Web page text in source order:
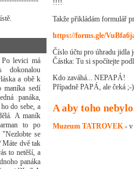
levici má
dokonalou
a obě k
maníka sedí
panáka,
do sebe, a
A maník
to po
se
Máte dvě tak
to netěší, a
panáka
!!!!
Takže přikládám formulář
https://forms.gle/
Číslo účtu pro úhradu jidla
Částka: Tu si spočítejte
Kdo zaváhá... NEPAPÁ!
Případně PAPÁ, ale čeká ;-)
A aby toho
Muzeum TATROVEK- v